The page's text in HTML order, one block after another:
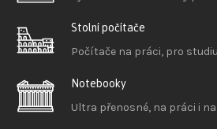
Stolní počítače
Počítače na práci, pro
Notebooky
Ultra přenosné, na práci i